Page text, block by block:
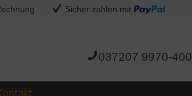
Sicher zahlen mit
037207 9970-400